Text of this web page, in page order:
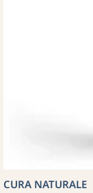
CURA NATURALE